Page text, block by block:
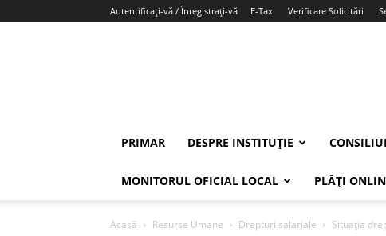
Autentificați-vă / Înregistrați-vă E-Tax Verificare Solicitări
PRIMAR DESPRE INSTITUȚIE
MONITORUL OFICIAL LOCAL PLĂȚI
Acasă Resurse Umane Drepturi salariale Situația